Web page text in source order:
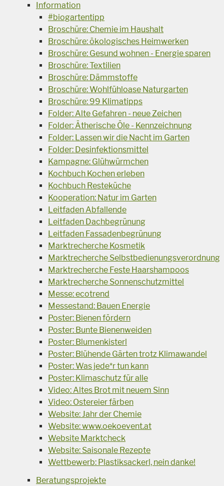
Information
#biogartentipp
Broschüre: Chemie im Haushalt
Broschüre: ökologisches Heimwerken
Broschüre: Gesund wohnen - Energie sparen
Broschüre: Textilien
Broschüre: Dämmstoffe
Broschüre: Wohlfühloase Naturgarten
Broschüre: 99 Klimatipps
Folder: Alte Gefahren - neue Zeichen
Folder: Ätherische Öle - Kennzeichnung
Folder: Lassen wir die Nacht im Garten
Folder: Desinfektionsmittel
Kampagne: Glühwürmchen
Kochbuch Kochen erleben
Kochbuch Resteküche
Kooperation: Natur im Garten
Leitfaden Abfallende
Leitfaden Dachbegrünung
Leitfaden Fassadenbegrünung
Marktrecherche Kosmetik
Marktrecherche Selbstbedienungsverordnung
Marktrecherche Feste Haarshampoos
Marktrecherche Sonnenschutzmittel
Messe: ecotrend
Messestand: Bauen Energie
Poster: Bienen fördern
Poster: Bunte Bienenweiden
Poster: Blumenkisterl
Poster: Blühende Gärten trotz Klimawandel
Poster: Was jede*r tun kann
Poster: Klimaschutz für alle
Video: Altes Brot mit neuem Sinn
Video: Ostereier färben
Website: Jahr der Chemie
Website: www.oekoevent.at
Website Marktcheck
Website: Saisonale Rezepte
Wettbewerb: Plastiksackerl, nein danke!
Beratungsprojekte